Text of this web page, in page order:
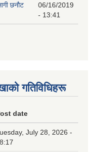
छनौट
06/16/2019
- 13:41
गतिविधिहरू
date
July 28, 2026 -